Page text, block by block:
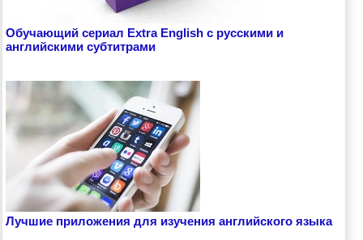
Обучающий сериал Extra English с русскими и
английскими субтитрами
Лучшие приложения для изучения английского языка